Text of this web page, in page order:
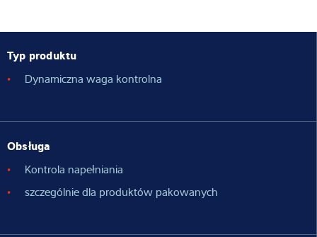
Typ produktu
Dynamiczna waga kontrolna
Obsługa
Kontrola napełniania
szczególnie dla produktów pakowanych